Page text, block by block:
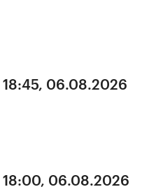
18:45, 06.08.2026
18:00, 06.08.2026